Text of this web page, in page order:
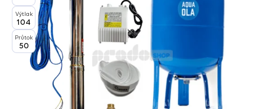
Výtlak
104
Průtok
50